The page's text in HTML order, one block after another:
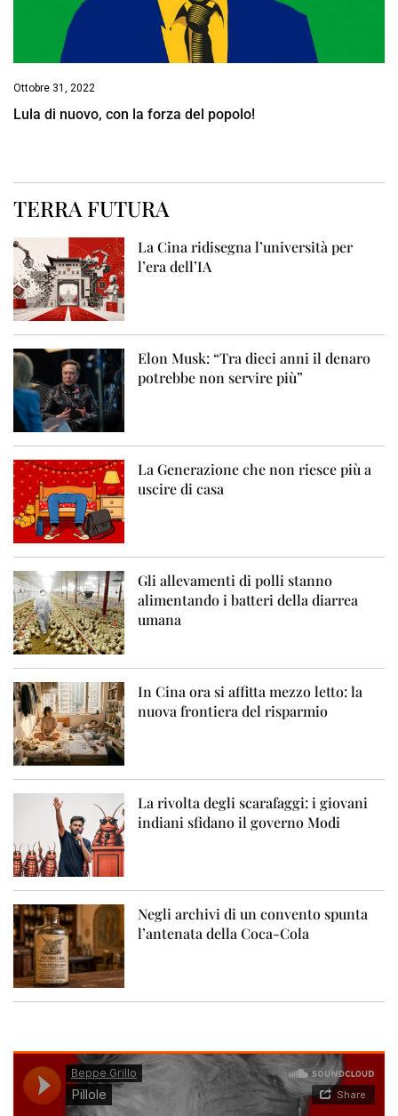
Ottobre 31, 2022
Lula di nuovo, con la forza del popolo!
TERRA FUTURA
La Cina ridisegna l’università per
l’era dell’IA
Elon Musk: “Tra dieci anni il denaro
potrebbe non servire più”
La Generazione che non riesce più a
uscire di casa
Gli allevamenti di polli stanno
alimentando i batteri della diarrea
umana
In Cina ora si affitta mezzo letto: la
nuova frontiera del risparmio
La rivolta degli scarafaggi: i giovani
indiani sfidano il governo Modi
Negli archivi di un convento spunta
l’antenata della Coca-Cola